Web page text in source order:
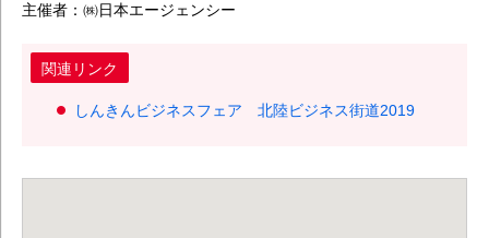
主催者：㈱日本エージェンシー
関連リンク
しんきんビジネスフェア 北陸ビジネス街道2019